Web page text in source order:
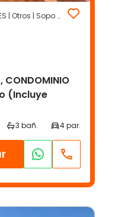
CONDOMINIO HORIZONTES | Otros | Sopo (Incluye Yerbabuena)
(Incluye